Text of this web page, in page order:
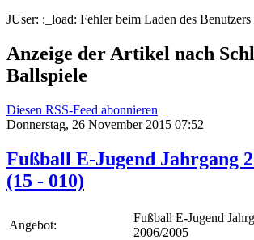
JUser: :_load: Fehler beim Laden des
Anzeige der Artikel nach
Ballspiele
Diesen RSS-Feed abonnieren
Donnerstag, 26 November 2015 07:52
Fußball E-Jugend Jahrgang
(15 - 010)
Angebot:
Fußball E-Jugend
2006/2005